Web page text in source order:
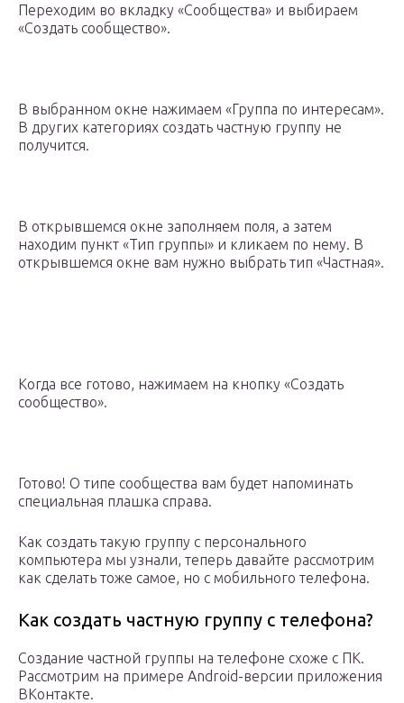
Переходим во вкладку «Сообщества» и выбираем
«Создать сообщество».
В выбранном окне нажимаем «Группа по интересам».
В других категориях создать частную группу не
получится.
В открывшемся окне заполняем поля, а затем
находим пункт «Тип группы» и кликаем по нему. В
открывшемся окне вам нужно выбрать тип «Частная».
Когда все готово, нажимаем на кнопку «Создать
сообщество».
Готово! О типе сообщества вам будет напоминать
специальная плашка справа.
Как создать такую группу с персонального
компьютера мы узнали, теперь давайте рассмотрим
как сделать тоже самое, но с мобильного телефона.
Как создать частную группу с телефона?
Создание частной группы на телефоне схоже с ПК.
Рассмотрим на примере Android-версии приложения
ВКонтакте.